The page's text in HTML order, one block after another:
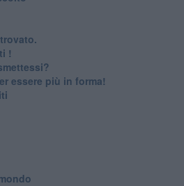
!
essere più in forma!